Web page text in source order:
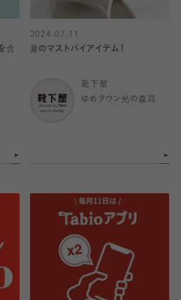
含
2024.07.11
夏のマストバイアイテム！
靴下屋
ゆめタウン光の森店